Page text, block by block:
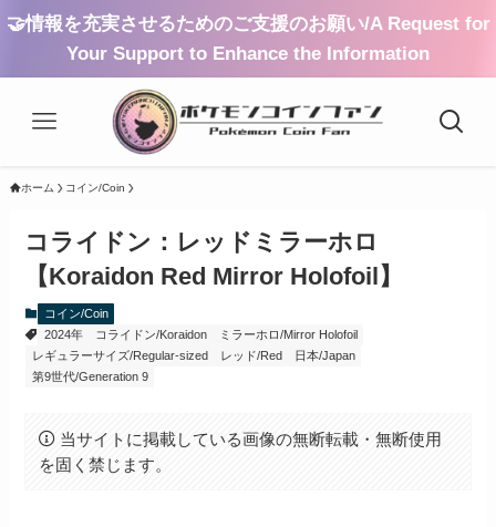
🤝情報を充実させるためのご支援のお願い/A Request for
Your Support to Enhance the Information
ホーム コイン/Coin
コライドン：レッドミラーホロ
【Koraidon Red Mirror Holofoil】
コイン/Coin
2024年
コライドン/Koraidon
ミラーホロ/Mirror Holofoil
レギュラーサイズ/Regular-sized
レッド/Red
日本/Japan
第9世代/Generation 9
当サイトに掲載している画像の無断転載・無断使用
を固く禁じます。